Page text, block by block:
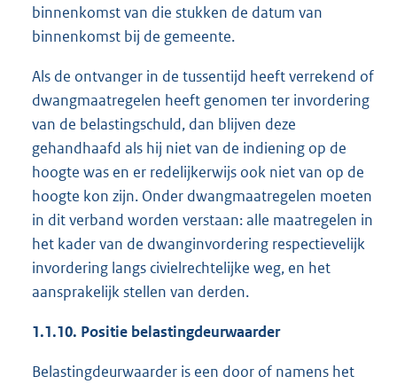
binnenkomst van die stukken de datum van
binnenkomst bij de gemeente.
Als de ontvanger in de tussentijd heeft verrekend of
dwangmaatregelen heeft genomen ter invordering
van de belastingschuld, dan blijven deze
gehandhaafd als hij niet van de indiening op de
hoogte was en er redelijkerwijs ook niet van op de
hoogte kon zijn. Onder dwangmaatregelen moeten
in dit verband worden verstaan: alle maatregelen in
het kader van de dwanginvordering respectievelijk
invordering langs civielrechtelijke weg, en het
aansprakelijk stellen van derden.
1.1.10. Positie belastingdeurwaarder
Belastingdeurwaarder is een door of namens het